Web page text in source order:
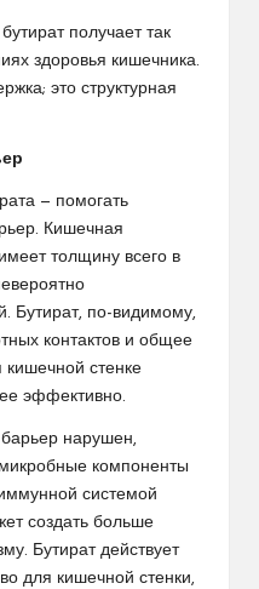
получает так
здоровья кишечника.
это структурная
— помогать
Кишечная
толщину всего в
Бутират, по-видимому,
контактов и общее
кишечной стенке
эффективно.
нарушен,
компоненты
системой
создать больше
Бутират действует
для кишечной стенки,